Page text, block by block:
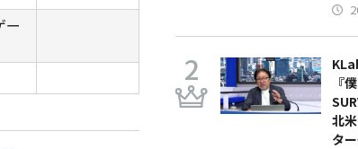
ー
『
北
タ